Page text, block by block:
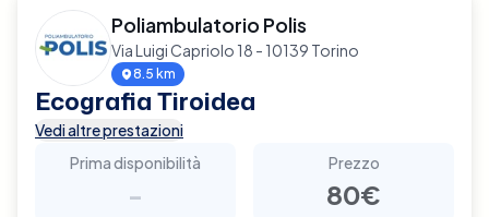
Poliambulatorio Polis
Via Luigi Capriolo 18 - 10139 Torino
8.5 km
Ecografia Tiroidea
Vedi altre prestazioni
Prima disponibilità
-
Prezzo
80€